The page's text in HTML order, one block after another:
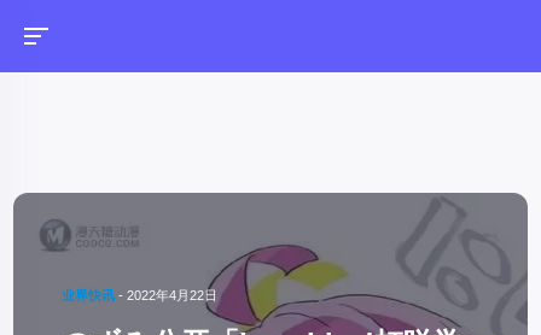
业界快讯 -2022年4月22日